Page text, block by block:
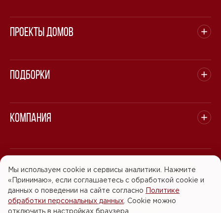
Проекты домов
Подборки
Компания
© 2008 - 2026 ООО "БАСТЭН". Все права защищены.
Политика обработки персональных данных
Согласие на обработку персональных данных
Мы используем cookie и сервисы аналитики. Нажмите
«Принимаю», если соглашаетесь с обработкой cookie и
данных о поведении на сайте согласно Политике
обработки персональных данных . Cookie можно
отключить в настройках браузера.